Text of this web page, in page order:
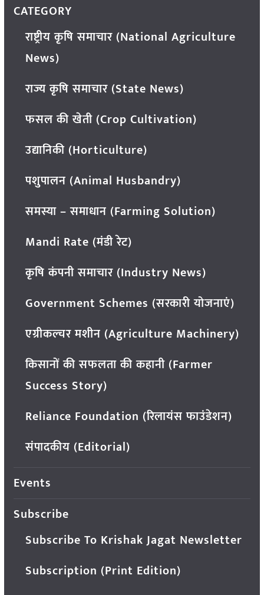
CATEGORY
राष्ट्रीय कृषि समाचार (National Agriculture
News)
राज्य कृषि समाचार (State News)
फसल की खेती (Crop Cultivation)
उद्यानिकी (Horticulture)
पशुपालन (Animal Husbandry)
समस्या – समाधान (Farming Solution)
Mandi Rate (मंडी रेट)
कृषि कंपनी समाचार (Industry News)
Government Schemes (सरकारी योजनाएं)
एग्रीकल्चर मशीन (Agriculture Machinery)
किसानों की सफलता की कहानी (Farmer
Success Story)
Reliance Foundation (रिलायंस फाउंडेशन)
संपादकीय (Editorial)
Events
Subscribe
Subscribe To Krishak Jagat Newsletter
Subscription (Print Edition)